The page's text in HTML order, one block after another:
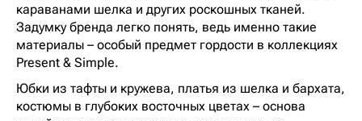
караванами шелка и других роскошных тканей.
Задумку бренда легко понять, ведь именно такие
материалы – особый предмет гордости в коллекциях
Present & Simple.
Юбки из тафты и кружева, платья из шелка и бархата,
костюмы в глубоких восточных цветах – основа